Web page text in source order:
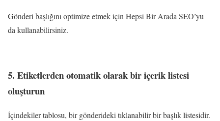
Gönderi başlığını optimize etmek için Hepsi Bir Arada SEO’yu
da kullanabilirsiniz.
5. Etiketlerden otomatik olarak bir içerik listesi
oluşturun
İçindekiler tablosu, bir gönderideki tıklanabilir bir başlık listesidir.